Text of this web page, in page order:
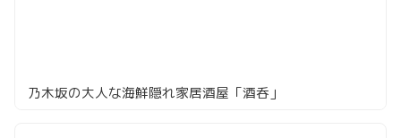
乃木坂の大人な海鮮隠れ家居酒屋「酒呑」